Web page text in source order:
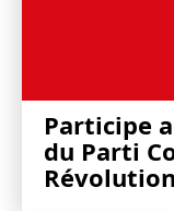
Participe
du Parti